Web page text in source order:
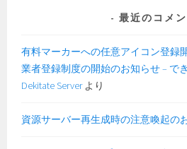
最近のコメン
有料マーカーへの任意アイコン登録
業者登録制度の開始のお知らせ – で
Dekitate Serverより
資源サーバー再生成時の注意喚起の